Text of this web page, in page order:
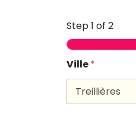
Step1 of 2
Ville*